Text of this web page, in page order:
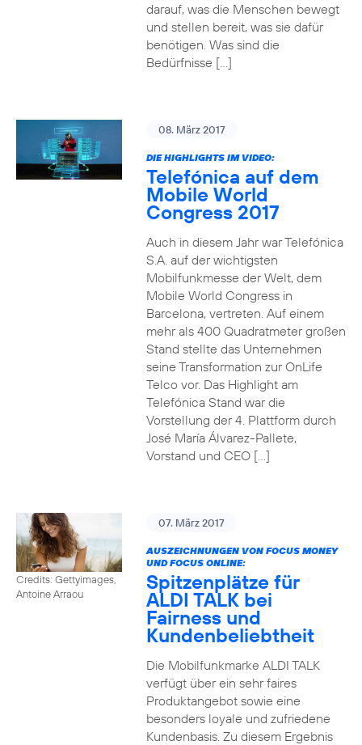
darauf, was die Menschen bewegt
und stellen bereit, was sie dafür
benötigen. Was sind die
Bedürfnisse […]
08. März 2017
DIE HIGHLIGHTS IM VIDEO:
Telefónica auf dem
Mobile World
Congress 2017
Auch in diesem Jahr war Telefónica
S.A. auf der wichtigsten
Mobilfunkmesse der Welt, dem
Mobile World Congress in
Barcelona, vertreten. Auf einem
mehr als 400 Quadratmeter großen
Stand stellte das Unternehmen
seine Transformation zur OnLife
Telco vor. Das Highlight am
Telefónica Stand war die
Vorstellung der 4. Plattform durch
José María Álvarez-Pallete,
Vorstand und CEO […]
Credits: Gettyimages,
Antoine Arraou
07. März 2017
AUSZEICHNUNGEN VON FOCUS MONEY
UND FOCUS ONLINE:
Spitzenplätze für
ALDI TALK bei
Fairness und
Kundenbeliebtheit
Die Mobilfunkmarke ALDI TALK
verfügt über ein sehr faires
Produktangebot sowie eine
besonders loyale und zufriedene
Kundenbasis. Zu diesem Ergebnis